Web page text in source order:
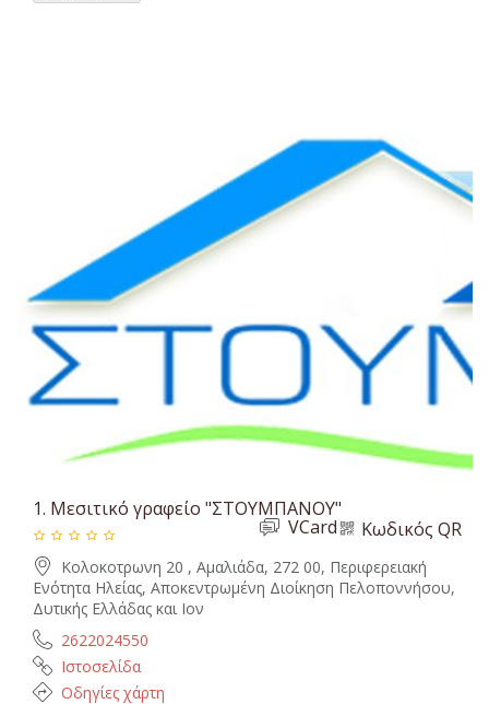
1. Μεσιτικό γραφείο "ΣΤΟΥΜΠΑΝΟΥ"
Κωδικός QR
VCard
Κολοκοτρωνη 20 , Αμαλιάδα, 272 00, Περιφερειακή
Ενότητα Ηλείας, Αποκεντρωμένη Διοίκηση Πελοποννήσου,
Δυτικής Ελλάδας και Ιον
2622024550
Ιστοσελίδα
Οδηγίες χάρτη